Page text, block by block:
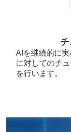
AIを継続的に
に対してのチ
を行います。